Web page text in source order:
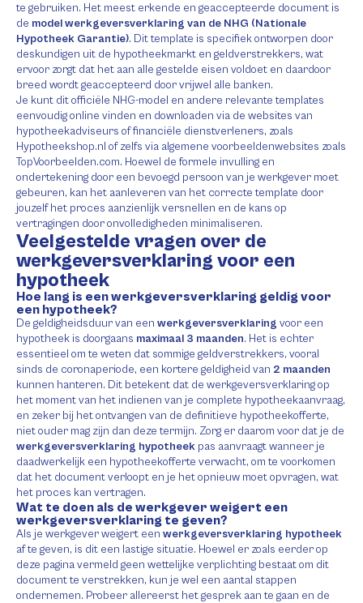
te gebruiken. Het meest erkende en geaccepteerde document is
de model werkgeversverklaring van de NHG (Nationale
Hypotheek Garantie). Dit template is specifiek ontworpen door
deskundigen uit de hypotheekmarkt en geldverstrekkers, wat
ervoor zorgt dat het aan alle gestelde eisen voldoet en daardoor
breed wordt geaccepteerd door vrijwel alle banken.
Je kunt dit officiële NHG-model en andere relevante templates
eenvoudig online vinden en downloaden via de websites van
hypotheekadviseurs of financiële dienstverleners, zoals
Hypotheekshop.nl of zelfs via algemene voorbeeldenwebsites zoals
TopVoorbeelden.com. Hoewel de formele invulling en
ondertekening door een bevoegd persoon van je werkgever moet
gebeuren, kan het aanleveren van het correcte template door
jouzelf het proces aanzienlijk versnellen en de kans op
vertragingen door onvolledigheden minimaliseren.
Veelgestelde vragen over de
werkgeversverklaring voor een
hypotheek
Hoe lang is een werkgeversverklaring geldig voor
een hypotheek?
De geldigheidsduur van een werkgeversverklaring voor een
hypotheek is doorgaans maximaal 3 maanden. Het is echter
essentieel om te weten dat sommige geldverstrekkers, vooral
sinds de coronaperiode, een kortere geldigheid van 2 maanden
kunnen hanteren. Dit betekent dat de werkgeversverklaring op
het moment van het indienen van je complete hypotheekaanvraag,
en zeker bij het ontvangen van de definitieve hypotheekofferte,
niet ouder mag zijn dan deze termijn. Zorg er daarom voor dat je de
werkgeversverklaring hypotheek pas aanvraagt wanneer je
daadwerkelijk een hypotheekofferte verwacht, om te voorkomen
dat het document verloopt en je het opnieuw moet opvragen, wat
het proces kan vertragen.
Wat te doen als de werkgever weigert een
werkgeversverklaring te geven?
Als je werkgever weigert een werkgeversverklaring hypotheek
af te geven, is dit een lastige situatie. Hoewel er zoals eerder op
deze pagina vermeld geen wettelijke verplichting bestaat om dit
document te verstrekken, kun je wel een aantal stappen
ondernemen. Probeer allereerst het gesprek aan te gaan en de